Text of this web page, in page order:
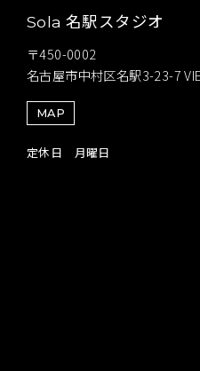
Sola 名駅スタジオ
〒450-0002
名古屋市中村区名駅3-23-7
MAP
定休日 月曜日